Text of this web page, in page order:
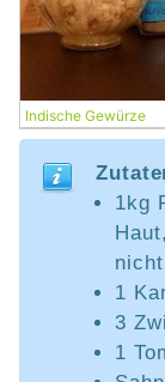
Indische Gewürze
1kg
1
3
1